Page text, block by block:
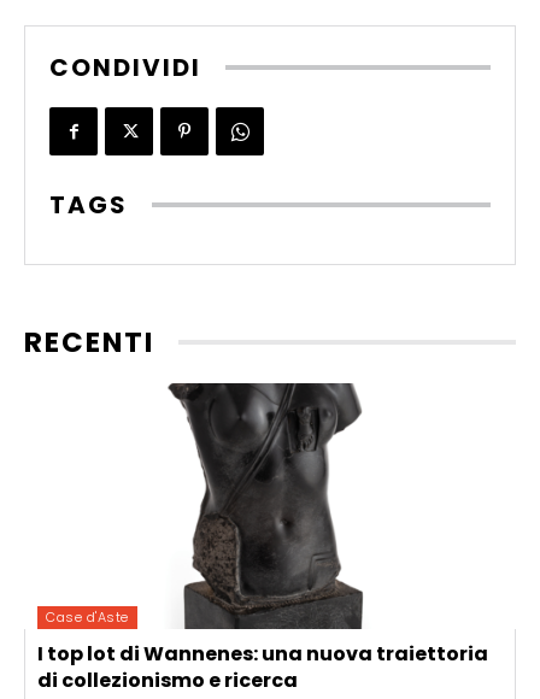
CONDIVIDI
TAGS
RECENTI
Case d'Aste
I top lot di Wannenes: una nuova traiettoria
di collezionismo e ricerca